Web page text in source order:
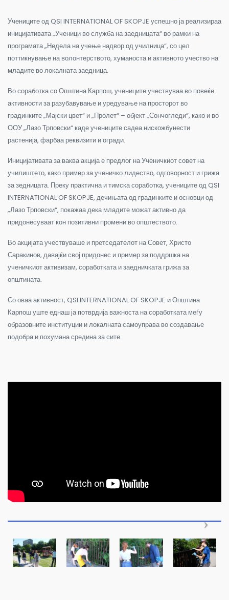
Учениците од QSI INTERNATIONAL OF SKOPJE успешно ја реализираа
иницијативата „Ученици во служба на заедницата“ во рамки на
програмата „Недела на учење надвор од училница“, со цел
поттикнување на волонтерството, хуманоста и активното учество на
младите во локалната заедница.
Во соработка со Општина Карпош, учениците учествуваа во повеќе
активности за разубавување и уредување на просторот во
градинките „Мајски цвет“ и „Пролет“ – објект „Сончогледи“, како и во
ООУ „Лазо Трповски“ каде учениците садеа нискожбунести
растенија, фарбаа реквизити и огради.
Иницијативата за ваква акција е предлог на Ученичкиот совет на
училиштето, како пример за ученичко лидество, одговорност и грижа
за зедницата. Преку практична и тимска соработка, учениците од QSI
INTERNATIONAL OF SKOPJE, дечињата од градинките и основци од
„Лазо Трповски“, покажаа дека младите можат активно да
придонесуваат кон позитивни промени во општеството.
Во акцијата учествуваше и претседателот на Совет, Христо
Саракинов, давајќи свој придонес и пример за поддршка на
ученичкиот активизам, соработката и заедничката грижа за
општината.
Со оваа активност, QSI INTERNATIONAL OF SKOPJE и Општина
Карпош уште еднаш ја потврдија важноста на соработката меѓу
образовните институции и локалната самоуправа во создавање
подобра и похумана средина за сите.